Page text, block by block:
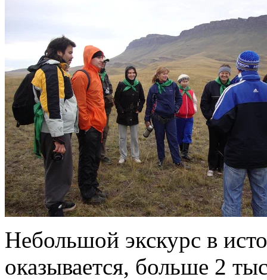
Небольшой экскурс в
оказывается, больше 2